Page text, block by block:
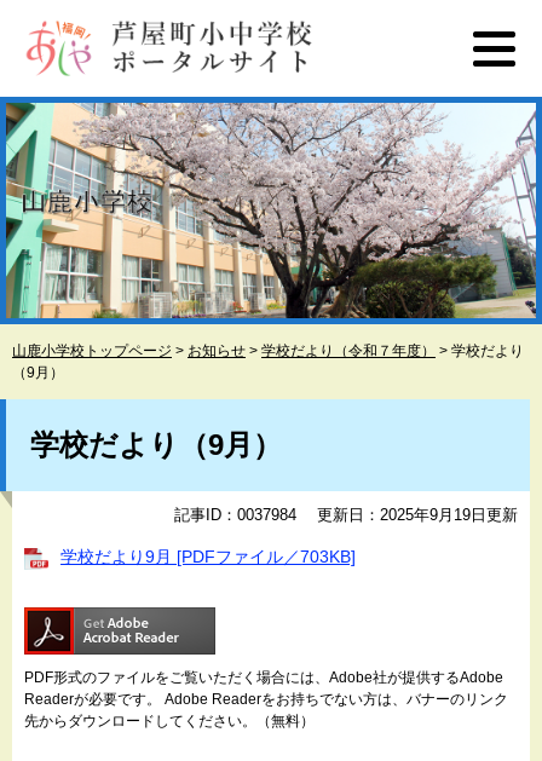
先
頭
で
す
。
を
飛
ば
し
て
本
文
へ
山鹿小学校トップページ > お知らせ > 学校だより（令和７年度） > 学校だより
（9月）
学校だより（9月）
記事ID：0037984 更新日：2025年9月19日更新
学校だより9月 [PDFファイル／703KB]
PDF形式のファイルをご覧いただく場合には、Adobe社が提供するAdobe
Readerが必要です。
Adobe Readerをお持ちでない方は、バナーのリンク
先からダウンロードしてください。（無料）